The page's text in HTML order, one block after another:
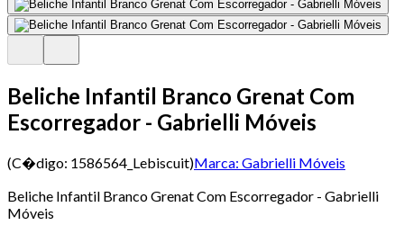
Beliche Infantil Branco Grenat Com
Escorregador - Gabrielli Móveis
(C�digo: 1586564_Lebiscuit)Marca: Gabrielli Móveis
Beliche Infantil Branco Grenat Com Escorregador - Gabrielli
Móveis